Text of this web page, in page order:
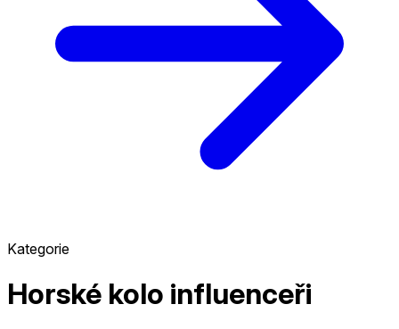
Kategorie
Horské kolo influenceři